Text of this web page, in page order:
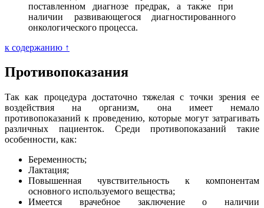
поставленном диагнозе предрак, а также при
наличии развивающегося диагностированного
онкологического процесса.
к содержанию ↑
Противопоказания
Так как процедура достаточно тяжелая с точки зрения ее
воздействия на организм, она имеет немало
противопоказаний к проведению, которые могут затрагивать
различных пациенток. Среди противопоказаний такие
особенности, как:
Беременность;
Лактация;
Повышенная чувствительность к компонентам
основного используемого вещества;
Имеется врачебное заключение о наличии